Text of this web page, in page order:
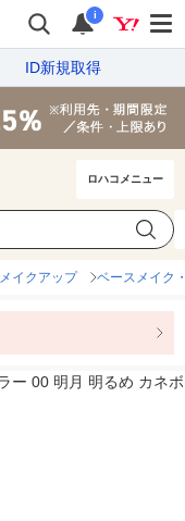
i
ID新規取得
ロハコメニュー
メイクアップ ベースメイク